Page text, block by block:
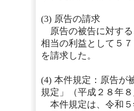
(3) 原告の請求
原告の被告に対する
相当の利益として５
を請求した。
(4) 本件規定：原告が
規定」（平成２８年８
本件規定は、令和５